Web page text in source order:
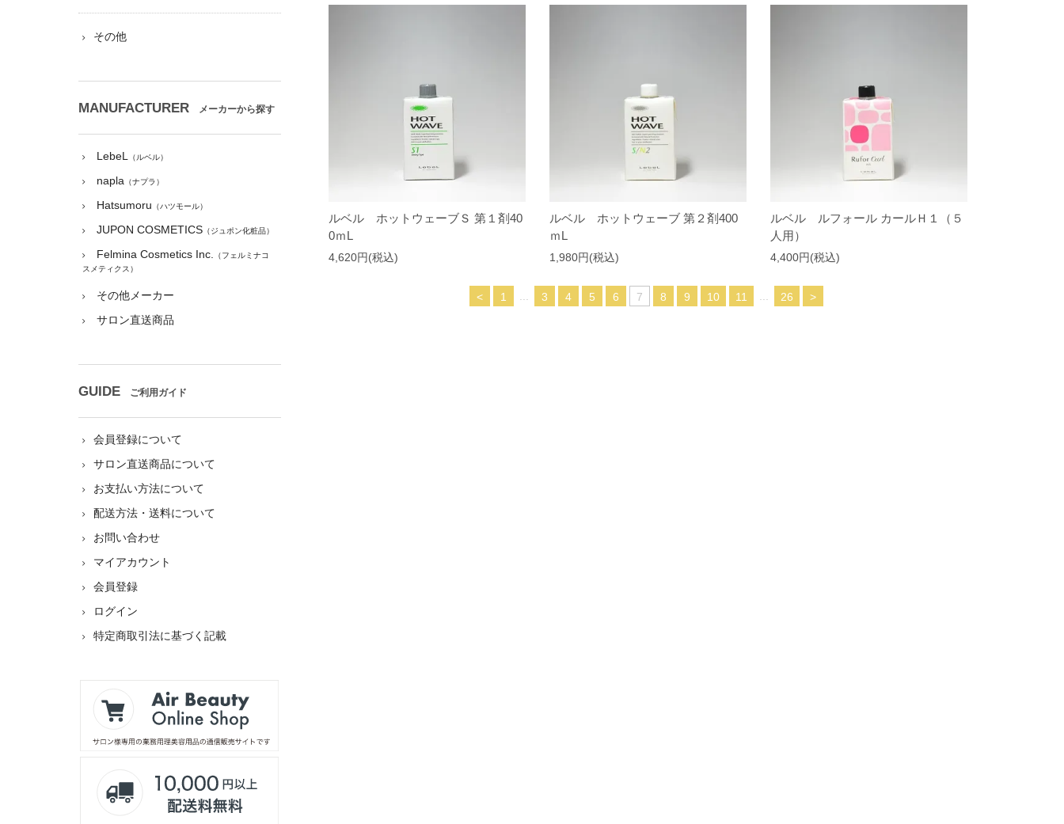
ルベル ホットウェーブＳ 第１剤40
0ｍL
4,620円(税込)
ルベル ホットウェーブ 第２剤400
ｍL
1,980円(税込)
ルベル ルフォール カールＨ１（５
人用）
4,400円(税込)
< 1 3 4 5 6 7 8 9 10 11 26 >
その他
MANUFACTURER メーカーから探す
LebeL（ルベル）
napla（ナプラ）
Hatsumoru （ハツモール）
JUPON COSMETICS（ジュポン化粧品）
Felmina Cosmetics Inc. （フェルミナコ
スメティクス）
その他メーカー
サロン直送商品
GUIDE ご利用ガイド
会員登録について
サロン直送商品について
お支払い方法について
配送方法・送料について
お問い合わせ
マイアカウント
会員登録
ログイン
特定商取引法に基づく記載